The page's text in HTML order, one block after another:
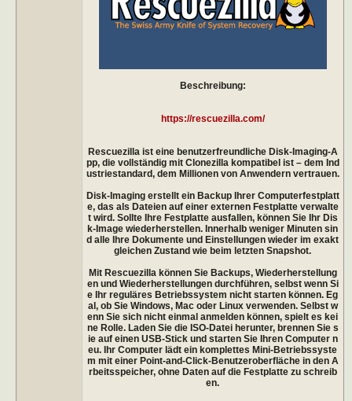
Beschreibung:
https://rescuezilla.com/
Rescuezilla ist eine benutzerfreundliche Disk-Imaging-A
pp, die vollständig mit Clonezilla kompatibel ist – dem Ind
ustriestandard, dem Millionen von Anwendern vertrauen.
Disk-Imaging erstellt ein Backup Ihrer Computerfestplatt
e, das als Dateien auf einer externen Festplatte verwalte
t wird. Sollte Ihre Festplatte ausfallen, können Sie Ihr Dis
k-Image wiederherstellen. Innerhalb weniger Minuten sin
d alle Ihre Dokumente und Einstellungen wieder im exakt
gleichen Zustand wie beim letzten Snapshot.
Mit Rescuezilla können Sie Backups, Wiederherstellung
en und Wiederherstellungen durchführen, selbst wenn Si
e Ihr reguläres Betriebssystem nicht starten können. Eg
al, ob Sie Windows, Mac oder Linux verwenden. Selbst w
enn Sie sich nicht einmal anmelden können, spielt es kei
ne Rolle. Laden Sie die ISO-Datei herunter, brennen Sie s
ie auf einen USB-Stick und starten Sie Ihren Computer n
eu. Ihr Computer lädt ein komplettes Mini-Betriebssyste
m mit einer Point-and-Click-Benutzeroberfläche in den A
rbeitsspeicher, ohne Daten auf die Festplatte zu schreib
en.